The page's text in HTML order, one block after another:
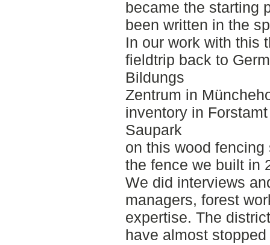
became the starting
been written in the
In our work with this
fieldtrip back to
Bildungs
Zentrum in
inventory in
Saupark
on this wood
the fence we built in
We did interviews
managers, forest
expertise. The
have almost